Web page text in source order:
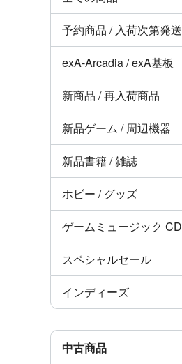
予約商品 / 入荷次第発送
exA-Arcadia / exA基板
新商品 / 再入荷商品
新品ゲーム / 周辺機器
新品書籍 / 雑誌
ホビー / グッズ
ゲームミュージック CD
スペシャルセール
インディーズ
中古商品